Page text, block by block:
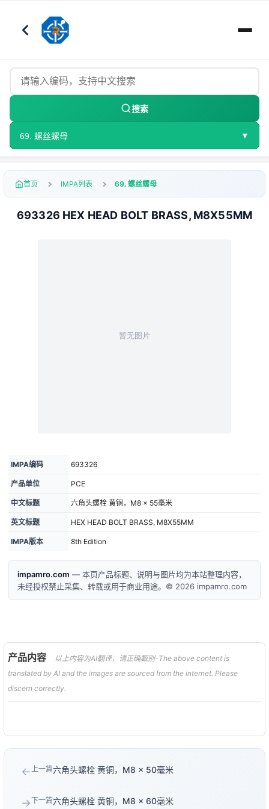
搜索
69. 螺丝螺母 ▼
首页 IMPA列表 69. 螺丝螺母
693326 HEX HEAD BOLT BRASS, M8X55MM
IMPA编码 693326
产品单位 PCE
中文标题 六角头螺栓 黄铜，M8 × 55毫米
英文标题 HEX HEAD BOLT BRASS, M8X55MM
IMPA版本 8th Edition
impamro.com — 本页产品标题、说明与图片均为本站整理内容，
未经授权禁止采集、转载或用于商业用途。© 2026 impamro.com
产品内容
以上内容为AI翻译，请正确甄别-The above content is
translated by AI and the images are sourced from the internet. Please
discern correctly.
←上一篇六角头螺栓 黄铜，M8 × 50毫米
→下一篇六角头螺栓 黄铜，M8 × 60毫米